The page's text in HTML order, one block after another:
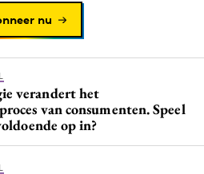
nu
verandert het
van consumenten. Speel
op in?